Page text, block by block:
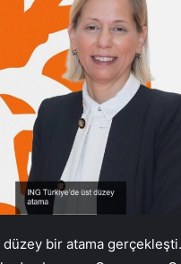
düzey bir atama